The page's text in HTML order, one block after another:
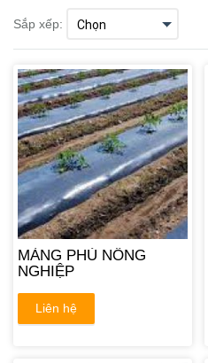
Sắp xếp:
MÀNG PHỦ NÔNG
NGHIỆP
Liên hệ